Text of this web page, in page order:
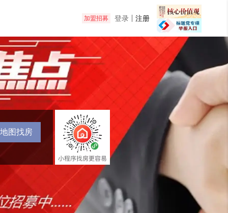
加盟招募 登录 注册
地图找房